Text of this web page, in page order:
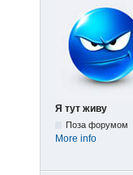
Я тут живу
Поза форумом
More info